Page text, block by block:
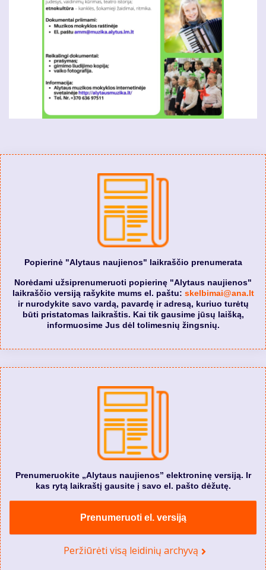
Popierinė "Alytaus naujienos" laikraščio prenumerata
Norėdami užsiprenumeruoti popierinę "Alytaus naujienos"
laikraščio versiją rašykite mums el. paštu: skelbimai@ana.lt
ir nurodykite savo vardą, pavardę ir adresą, kuriuo turėtų
būti pristatomas laikraštis. Kai tik gausime jūsų laišką,
informuosime Jus dėl tolimesnių žingsnių.
Prenumeruokite „Alytaus naujienos” elektroninę versiją. Ir
kas rytą laikraštį gausite į savo el. pašto dėžutę.
Prenumeruoti el. versiją
Peržiūrėti visą leidinių archyvą